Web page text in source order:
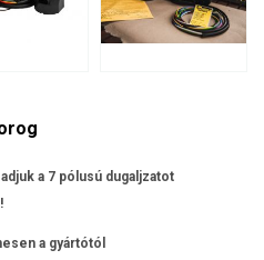
a 7 pólusú dugaljzatot
a gyártótól